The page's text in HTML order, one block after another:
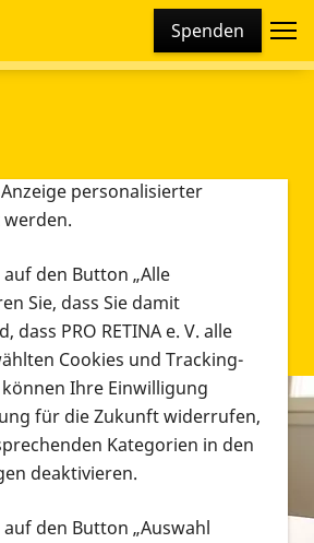
Spenden
verschiedene Cookies und
Dies beinhaltet Cookies und
personalisierter
den Button „Alle
Sie, dass Sie damit
dass PRO RETINA e. V. alle
Cookies und Tracking-
Ihre Einwilligung
für die Zukunft widerrufen,
Kategorien in den
deaktivieren.
den Button „Auswahl